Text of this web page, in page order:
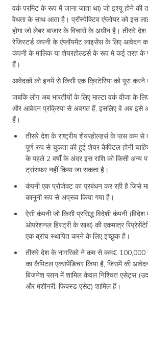
वर्क परमिट के रूप में जाना जाता था) जो इश्यू होने की
वैधता के साथ आता है। प्रॉस्पेक्टिव एंप्लोयर को इस
होगा जो लेबर बाजार के विचारों के अधीन है। तीसरे देश
रेजिस्टर्ड कंपनी के एंप्लॉयमेंट लाइसेंस के लिए आवेदन
कंपनी के मालिक या शेयरहोल्डर्स के रूप मे कई तरह के
हैं।
आवेदकों को इनमें से किसी एक क्रिटेरिया को पूरा
जबकि लोग अब भारतीयों के लिए माल्टा वर्क वीजा के लिए
और आवेदन प्रक्रिया से अवगत हैं, इसलिए वे अब इसे
हैं।
तीसरे देश के राष्ट्रीय शेयरहोल्डर्स के पास कम
पूर्ण रुप से चुकता की हुई शेयर कैपिटल होनी
के पहले 2 वर्षों के अंदर इस राशि को किसी अन्य
ट्रांसफर नहीं किया जा सकता है।
कंपनी एक प्रोजेक्ट का प्रबंधन कर रही है जिसे
कानूनी रूप से अप्रूव किया गया है।
ऐसी कंपनी जो किसी प्रसिद्ध विदेशी कंपनी
ओपरेशनल हिस्ट्री के साथ) की एकमात्र
एक ब्रांच स्थापित करने के लिए इच्छुक है।
तीसरे देश के नागरिको ने कम से कम€ 100,000
का कैपिटल एक्सपेंडिचर किया है, जिसमें की
बिजनेश प्लान में शामिल केवल निश्चित एसेट्स
और मशीनरी, फिक्स्ड एसेट) शामिल हैं।